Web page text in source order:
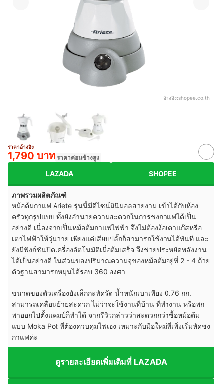
อ้างอิง:shopee.co.th
ราคาอ้างอิง
1,790 บาท ราคาค่อนข้างสูง
LAZADA SHOPEE
ภาพรวมผลิตภัณฑ์
หม้อต้มกาแฟ Ariete รุ่นนี้มีดีไซน์มินิมอลสวยงาม เข้าได้กับห้อง
ครัวทุกรูปแบบ ทั้งยังอำนวยความสะดวกในการชงกาแฟได้เป็น
อย่างดี เนื่องจากเป็นหม้อต้มกาแฟไฟฟ้า จึงไม่ต้องง้อเตาแก๊สหรือ
เตาไฟฟ้าให้วุ่นวาย เพียงแค่เสียบปลั๊กก็สามารถใช้งานได้ทันที และ
ยังมีฟังก์ชันปิดเครื่องอัตโนมัติเมื่อต้มเสร็จ จึงช่วยประหยัดพลังงาน
ได้เป็นอย่างดี ในส่วนของปริมาณความจุของหม้อต้มอยู่ที่ 2 - 4 ถ้วย
ตัวฐานสามารถหมุนได้รอบ 360 องศา
ขนาดของตัวเครื่องยังเล็กกะทัดรัด น้ำหนักเบาเพียง 0.76 กก.
สามารถเคลื่อนย้ายสะดวก ไม่ว่าจะใช้งานที่บ้าน ที่ทำงาน หรือพก
พาออกไปตั้งแคมป์ก็ทำได้ จากรีวิวกล่าวว่าสะดวกกว่าซื้อหม้อต้ม
แบบ Moka Pot ที่ต้องควบคุมไฟเอง เหมาะกับมือใหม่ที่เพิ่งเริ่มหัดชง
กาแฟค่ะ
ดูรายละเอียดเพิ่มเติมที่ LAZADA